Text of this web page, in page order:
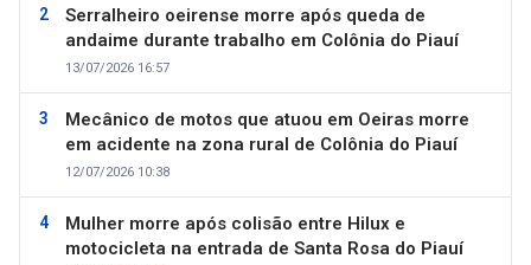
Serralheiro oeirense morre após queda de
andaime durante trabalho em Colônia do Piauí
13/07/2026 16:57
Mecânico de motos que atuou em Oeiras morre
em acidente na zona rural de Colônia do Piauí
12/07/2026 10:38
Mulher morre após colisão entre Hilux e
motocicleta na entrada de Santa Rosa do Piauí